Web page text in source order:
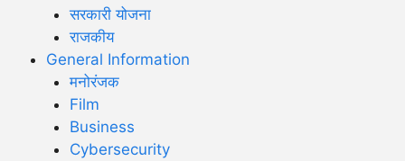
सरकारी योजना
राजकीय
General Information
मनोरंजक
Film
Business
Cybersecurity